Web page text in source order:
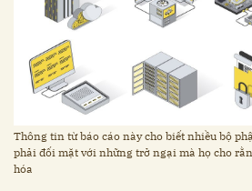
Thông tin từ báo cáo này cho biết nhiều bộ
phải đối mặt với những trở ngại mà họ cho
hóa